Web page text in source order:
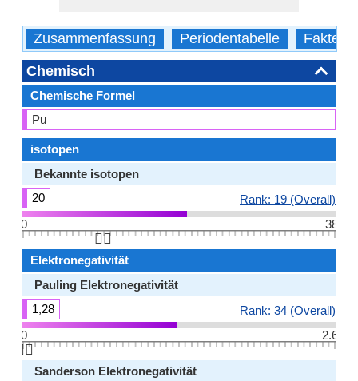
Zusammenfassung Periodentabelle Fakten
Chemisch
Chemische Formel
Pu
isotopen
Bekannte isotopen
20
Rank: 19 (Overall)
0
38
👆🏻
Elektronegativität
Pauling Elektronegativität
1,28
Rank: 34 (Overall)
0
2.6
👆🏻
Sanderson Elektronegativität